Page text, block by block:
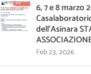
6, 7 e 8 marzo
dell’Asinara
Feb 23, 2026